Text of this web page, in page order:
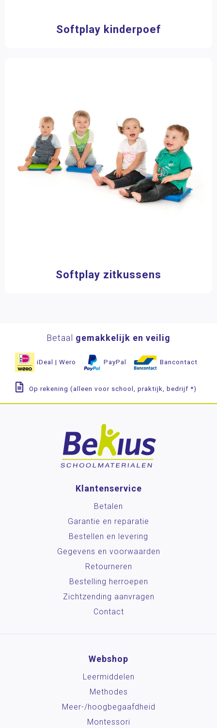
Softplay kinderpoef
Softplay zitkussens
Betaal gemakkelijk en veilig
iDeal | Wero PayPal Bancontact
Op rekening (alleen voor school, praktijk, bedrijf *)
Klantenservice
Betalen
Garantie en reparatie
Bestellen en levering
Gegevens en voorwaarden
Retourneren
Bestelling herroepen
Zichtzending aanvragen
Contact
Webshop
Leermiddelen
Methodes
Meer-/hoog­begaafdheid
Montessori